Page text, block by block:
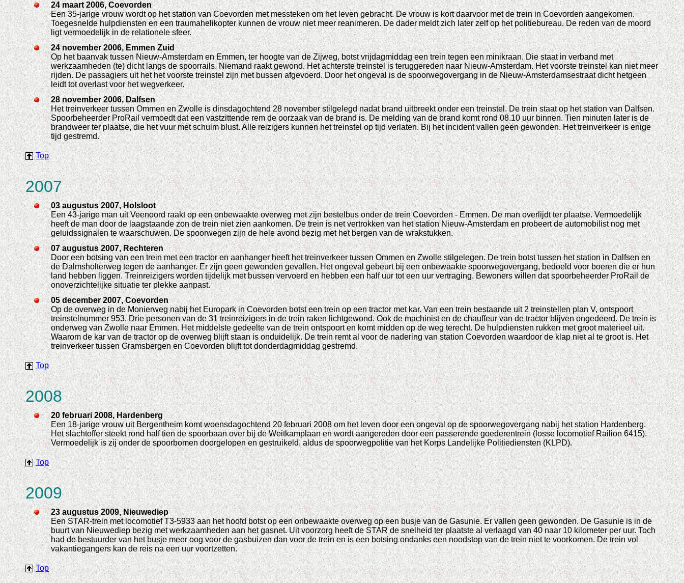
24 maart 2006, Coevorden
Een 35-jarige vrouw wordt op het station van Coevorden met messteken om het leven gebracht. De vrouw is kort daarvoor met de trein in Coevorden aangekomen.
Toegesnelde hulpdiensten en een traumahelikopter kunnen de vrouw niet meer reanimeren. De dader meldt zich later zelf op het politiebureau. De reden van de moord
ligt vermoedelijk in de relationele sfeer.
24 november 2006, Emmen Zuid
Op het baanvak tussen Nieuw-Amsterdam en Emmen, ter hoogte van de Zijweg, botst vrijdagmiddag een trein tegen een minikraan. Die staat in verband met
werkzaamheden (te) dicht langs de spoorrails. Niemand raakt gewond. Het achterste treinstel is teruggereden naar Nieuw-Amsterdam. Het voorste treinstel kan niet meer
rijden. De passagiers uit het het voorste treinstel zijn met bussen afgevoerd. Door het ongeval is de spoorwegovergang in de Nieuw-Amsterdamsestraat dicht hetgeen
leidt tot overlast voor het wegverkeer.
28 november 2006, Dalfsen
Het treinverkeer tussen Ommen en Zwolle is dinsdagochtend 28 november stilgelegd nadat brand uitbreekt onder een treinstel. De trein staat op het station van Dalfsen.
Spoorbeheerder ProRail vermoedt dat een vastzittende rem de oorzaak van de brand is. De melding van de brand komt rond 08.10 uur binnen. Tien minuten later is de
brandweer ter plaatse, die het vuur met schuim blust. Alle reizigers kunnen het treinstel op tijd verlaten. Bij het incident vallen geen gewonden. Het treinverkeer is enige
tijd gestremd.
Top
2007
03 augustus 2007, Holsloot
Een 43-jarige man uit Veenoord raakt op een onbewaakte overweg met zijn bestelbus onder de trein Coevorden - Emmen. De man overlijdt ter plaatse. Vermoedelijk
heeft de man door de laagstaande zon de trein niet zien aankomen. De trein is net vertrokken van het station Nieuw-Amsterdam en probeert de automobilist nog met
geluidssignalen te waarschuwen. De spoorwegen zijn de hele avond bezig met het bergen van de wrakstukken.
07 augustus 2007, Rechteren
Door een botsing van een trein met een tractor en aanhanger heeft het treinverkeer tussen Ommen en Zwolle stilgelegen. De trein botst tussen het station in Dalfsen en
de Dalmsholterweg tegen de aanhanger. Er zijn geen gewonden gevallen. Het ongeval gebeurt bij een onbewaakte spoorwegovergang, bedoeld voor boeren die er hun
land hebben liggen. Treinreizigers worden tijdelijk met bussen vervoerd en hebben een half uur tot een uur vertraging. Bewoners willen dat spoorbeheerder ProRail de
onoverzichtelijke situatie ter plekke aanpast.
05 december 2007, Coevorden
Op de overweg in de Monierweg nabij het Europark in Coevorden botst een trein op een tractor met kar. Van een trein bestaande uit 2 treinstellen plan V, ontspoort
treinstelnummer 953. Drie personen van de 31 treinreizigers in de trein raken lichtgewond. Ook de machinist en de chauffeur van de tractor blijven ongedeerd. De trein is
onderweg van Zwolle naar Emmen. Het middelste gedeelte van de trein ontspoort en komt midden op de weg terecht. De hulpdiensten rukken met groot materieel uit.
Waarom de kar van de tractor op de overweg blijft staan is onduidelijk. De trein remt al voor de nadering van station Coevorden waardoor de klap niet al te groot is. Het
treinverkeer tussen Gramsbergen en Coevorden blijft tot donderdagmiddag gestremd.
Top
2008
20 februari 2008, Hardenberg
Een 18-jarige vrouw uit Bergentheim komt woensdagochtend 20 februari 2008 om het leven door een ongeval op de spoorwegovergang nabij het station Hardenberg.
Het slachtoffer steekt rond half tien de spoorbaan over bij de Weitkamplaan en wordt aangereden door een passerende goederentrein (losse locomotief Railion 6415).
Vermoedelijk is zij onder de spoorbomen doorgelopen en gestruikeld, aldus de spoorwegpolitie van het Korps Landelijke Politiediensten (KLPD).
Top
2009
23 augustus 2009, Nieuwediep
Een STAR-trein met locomotief T3-5933 aan het hoofd botst op een onbewaakte overweg op een busje van de Gasunie. Er vallen geen gewonden. De Gasunie is in de
buurt van Nieuwediep bezig met werkzaamheden aan het gasnet. Uit voorzorg heeft de STAR de snelheid ter plaatste al verlaagd van 40 naar 10 kilometer per uur. Toch
had de bestuurder van het busje meer oog voor de gasbuizen dan voor de trein en is een botsing ondanks een noodstop van de trein niet te voorkomen. De trein vol
vakantiegangers kan de reis na een uur voortzetten.
Top